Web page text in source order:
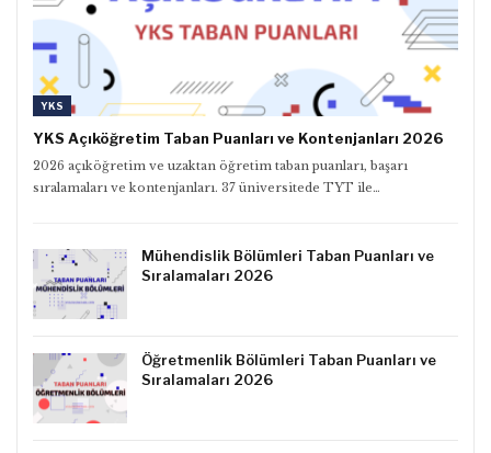
YKS
YKS Açıköğretim Taban Puanları ve Kontenjanları 2026
2026 açıköğretim ve uzaktan öğretim taban puanları, başarı
sıralamaları ve kontenjanları. 37 üniversitede TYT ile…
Mühendislik Bölümleri Taban Puanları ve
Sıralamaları 2026
Öğretmenlik Bölümleri Taban Puanları ve
Sıralamaları 2026